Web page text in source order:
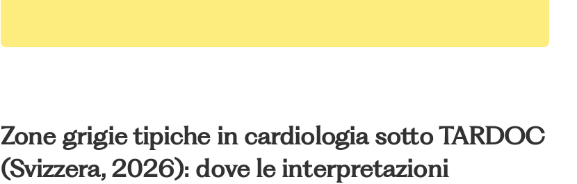
Zone grigie tipiche in cardiologia sotto TARDOC
(Svizzera, 2026): dove le interpretazioni